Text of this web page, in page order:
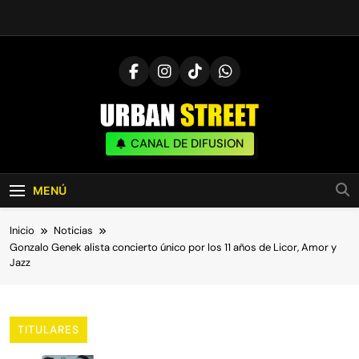
UrbanStreet
| Noticias De Freestyle, Batallas Y Cultura
Urbana
CANAL DE DIFUSION
MENÚ
Inicio
Noticias
Gonzalo Genek alista concierto único por los 11 años de Licor, Amor y
Jazz
TITULARES